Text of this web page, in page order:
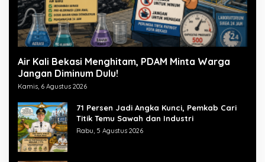
Air Kali Bekasi Menghitam, PDAM Minta Warga
Jangan Diminum Dulu!
Kamis, 6 Agustus 2026
71 Persen Jadi Angka Kunci, Pemkab Cari
Titik Temu Sawah dan Industri
Rabu, 5 Agustus 2026